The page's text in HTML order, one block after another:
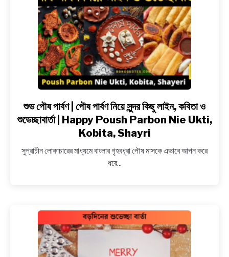
Maha
Shivaratri
Wishes,
Images,
Quotes
&
Messages
in
Bangla
link
to
শুভ
পার্বণ
|
সুন্দর
কিছু
কবিতা
শুভ পৌষ পার্বণ | পৌষ পার্বণ নিয়ে সুন্দর কিছু লাইন, কবিতা ও
শুভেচ্ছাবার্তা | Happy Poush Parbon Nie Ukti,
Kobita, Shayri
সুপ্রাচীন লোকাচারের মাধ্যমে বাংলার গৃহবধূরা পৌষ মাসকে এভাবে আপন করে
ধরে...